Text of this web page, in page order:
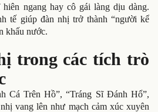
ngang hay cô gái làng dịu dàng.
tế giúp đàn nhị trở thành “người kể
khấu nước.
trong các tích trò
Cá Trên Hồ”, “Tráng Sĩ Đánh Hổ”,
vang lên như mạch cảm xúc xuyên